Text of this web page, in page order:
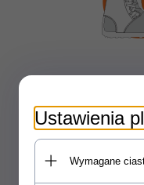
Skuteczny system
wewnętrznego który
stabilizuje pięte i
Ustawienia
Wymagane